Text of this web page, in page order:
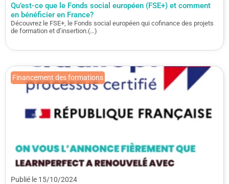
Qu’est-ce que le Fonds social européen (FSE+) et comment
en bénéficier en France?
Découvrez le FSE+, le Fonds social européen qui cofinance des projets
de formation et d’insertion.(…)
Publié le 15/10/2024
Financement des formations